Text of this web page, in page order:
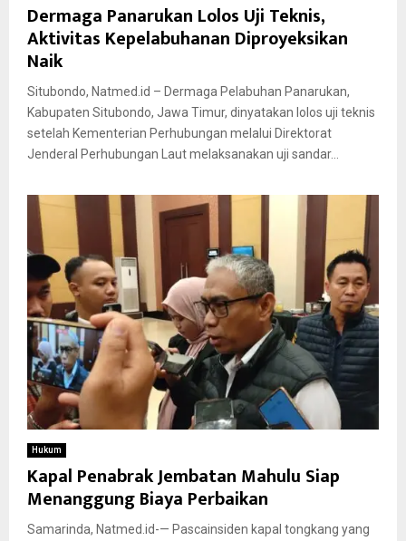
Dermaga Panarukan Lolos Uji Teknis,
Aktivitas Kepelabuhanan Diproyeksikan
Naik
Situbondo, Natmed.id – Dermaga Pelabuhan Panarukan,
Kabupaten Situbondo, Jawa Timur, dinyatakan lolos uji teknis
setelah Kementerian Perhubungan melalui Direktorat
Jenderal Perhubungan Laut melaksanakan uji sandar...
Hukum
Kapal Penabrak Jembatan Mahulu Siap
Menanggung Biaya Perbaikan
Samarinda, Natmed.id-— Pascainsiden kapal tongkang yang